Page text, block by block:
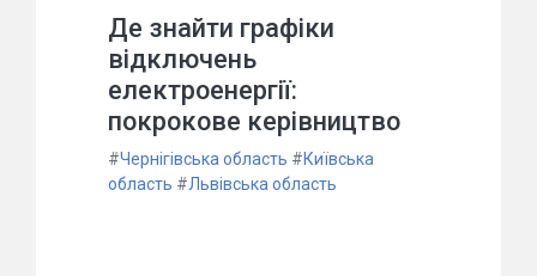
Де знайти графіки
відключень
електроенергії:
покрокове керівництво
#Чернігівська область #Київська
область #Львівська область